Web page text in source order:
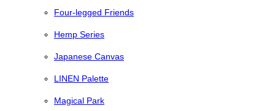
Four-legged Friends
Hemp Series
Japanese Canvas
LINEN Palette
Magical Park